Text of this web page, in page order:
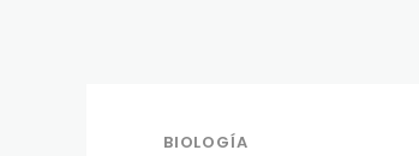
BIOLOGÍA